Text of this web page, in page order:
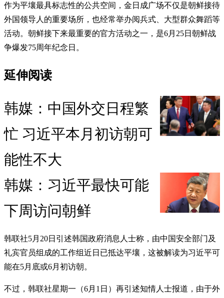
作为平壤最具标志性的公共空间，金日成广场不仅是朝鲜接待
外国领导人的重要场所，也经常举办阅兵式、大型群众舞蹈等
活动。朝鲜接下来最重要的官方活动之一，是6月25日朝鲜战
争爆发75周年纪念日。
延伸阅读
韩媒：中国外交日程繁
忙 习近平本月初访朝可
能性不大
韩媒：习近平最快可能
下周访问朝鲜
韩联社5月20日引述韩国政府消息人士称，由中国安全部门及
礼宾官员组成的工作组近日已抵达平壤，这被解读为习近平可
能在5月底或6月初访朝。
不过，韩联社星期一（6月1日）再引述知情人士报道，由于外